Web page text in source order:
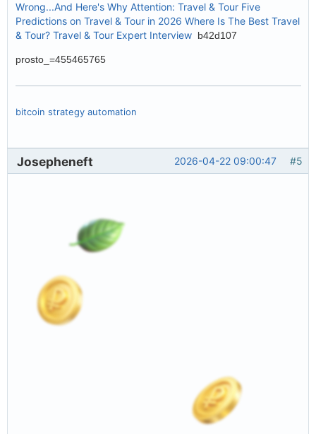
Wrong...And Here's Why Attention: Travel & Tour Five
Predictions on Travel & Tour in 2026 Where Is The Best Travel
& Tour? Travel & Tour Expert Interview b42d107
prosto_=455465765
bitcoin strategy automation
#5
2026-04-22 09:00:47
Josepheneft